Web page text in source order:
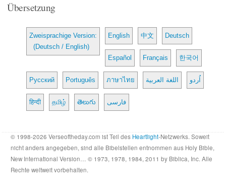
Übersetzung
Zweisprachige Version:
(Deutsch / English)
English 中文 Deutsch
Español Français 한국어
Русский Português ภาษาไทย اللغة العربية اُردو
हिन्दी தமிழ் తెలుగు فارسی
© 1998-2026 Verseoftheday.com ist Teil des Heartlight-Netzwerks. Soweit
nicht anders angegeben, sind alle Bibelstellen entnommen aus Holy Bible,
New International Version… © 1973, 1978, 1984, 2011 by Biblica, Inc. Alle
Rechte weltweit vorbehalten.